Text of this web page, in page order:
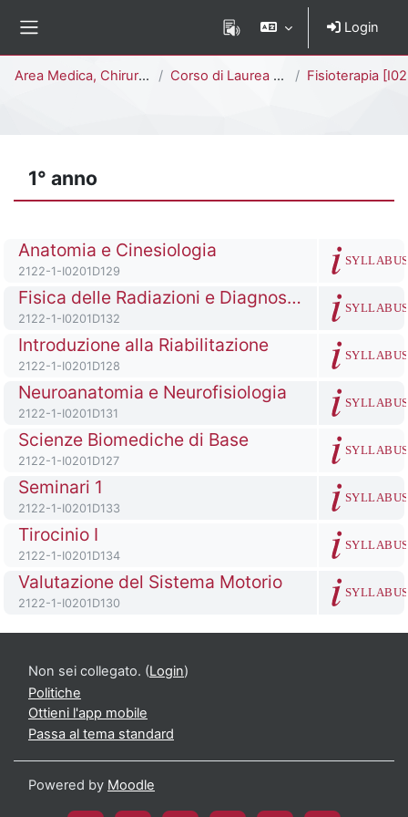
Login
Area Medica, Chirurgica e dei Servizi Clinici Corso di Laurea Triennale Fisioterapia [I0201D]
1° anno
Titolo del corso
Anatomia e Cinesiologia
Codice identificativo del corso
2122-1-I0201D129
SYLLABUS
Titolo del corso Fisica delle Radiazioni e Diagnostica per Immagini
Codice identificativo del corso
2122-1-I0201D132
SYLLABUS
Titolo del corso
Introduzione alla Riabilitazione
Codice identificativo del corso
2122-1-I0201D128
SYLLABUS
Titolo del corso
Neuroanatomia e Neurofisiologia
Codice identificativo del corso
2122-1-I0201D131
SYLLABUS
Titolo del corso
Scienze Biomediche di Base
Codice identificativo del corso
2122-1-I0201D127
SYLLABUS
Titolo del corso
Seminari 1
Codice identificativo del corso
2122-1-I0201D133
SYLLABUS
Titolo del corso
Tirocinio I
Codice identificativo del corso
2122-1-I0201D134
SYLLABUS
Titolo del corso
Valutazione del Sistema Motorio
Codice identificativo del corso
2122-1-I0201D130
SYLLABUS
Non sei collegato. (Login)
Politiche
Ottieni l'app mobile
Passa al tema standard
Powered by Moodle